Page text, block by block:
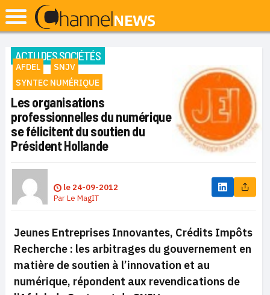
ACTU DES SOCIÉTÉS
AFDEL
SNJV
SYNTEC NUMÉRIQUE
Les organisations
professionnelles du numérique
se félicitent du soutien du
Président Hollande
le 24-09-2012
ParLe MagIT
Jeunes Entreprises Innovantes, Crédits Impôts
Recherche : les arbitrages du gouvernement en
matière de soutien à l’innovation et au
numérique, répondent aux revendications de